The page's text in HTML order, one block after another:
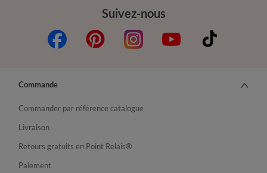
Suivez-nous
Commande
Commander par référence catalogue
Livraison
Retours gratuits en Point Relais®
Paiement